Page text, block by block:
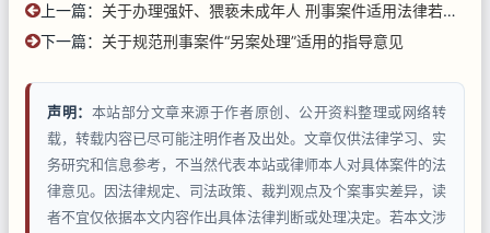
上一篇： 关于办理强奸、猥亵未成年人 刑事案件适用法律若干问题的解释
下一篇： 关于规范刑事案件“另案处理”适用的指导意见
声明： 本站部分文章来源于作者原创、公开资料整理或网络转
载，转载内容已尽可能注明作者及出处。文章仅供法律学习、实
务研究和信息参考，不当然代表本站或律师本人对具体案件的法
律意见。因法律规定、司法政策、裁判观点及个案事实差异，读
者不宜仅依据本文内容作出具体法律判断或处理决定。若本文涉